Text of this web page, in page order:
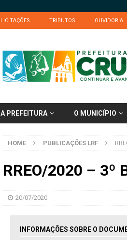
LICITAÇÕES TRIBUTOS OUVIDORIA
A PREFEITURA O MUNICÍPIO
HOME PUBLICAÇÕES LRF
RREO/2020 – 3º
20/07/2020
INFORMAÇÕES SOBRE O